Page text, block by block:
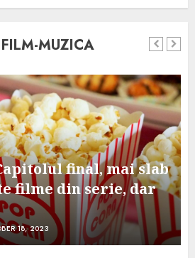
MUZICA
final, mai slab
filme din serie, dar
18, 2023